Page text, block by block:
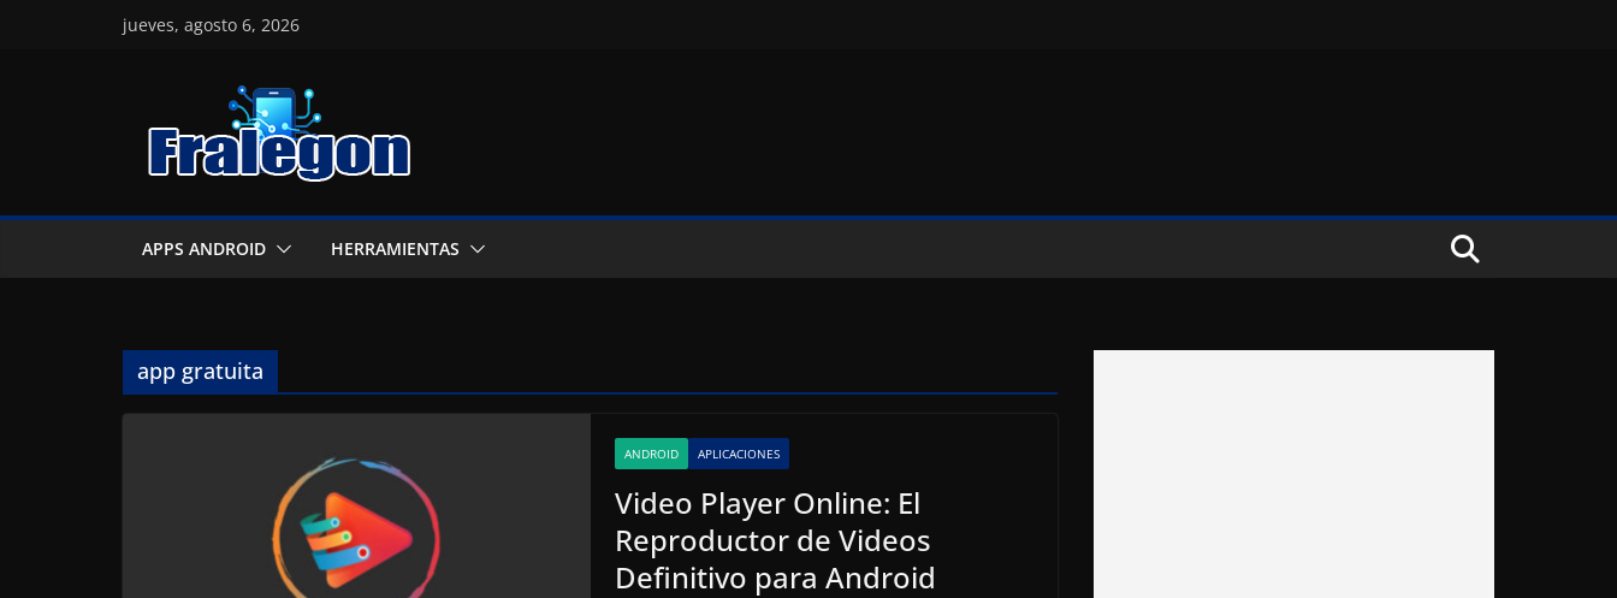
jueves, agosto 6, 2026
APPS ANDROID HERRAMIENTAS
app gratuita
ANDROID APLICACIONES
Video Player Online: El
Reproductor de Videos
Definitivo para Android